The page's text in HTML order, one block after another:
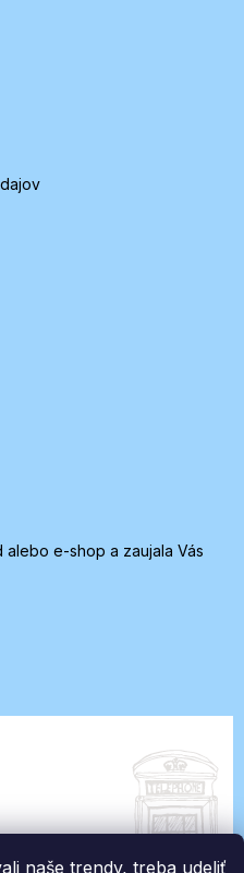
naše trendy, treba udeliť
e-shop a zaujala Vás